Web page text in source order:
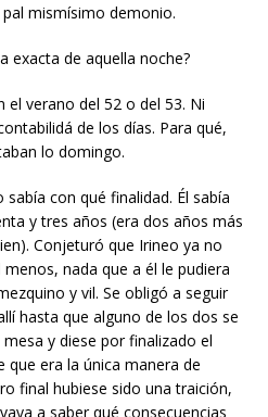
mismísimo demonio.
exacta de aquella noche?
el verano del 52 o del 53. Ni
de los días. Para qué,
lo domingo.
sabía con qué finalidad. Él sabía
y tres años (era dos años más
Conjeturó que Irineo ya no
nada que a él le pudiera
y vil. Se obligó a seguir
hasta que alguno de los dos se
y diese por finalizado el
que era la única manera de
final hubiese sido una traición,
a saber qué consecuencias